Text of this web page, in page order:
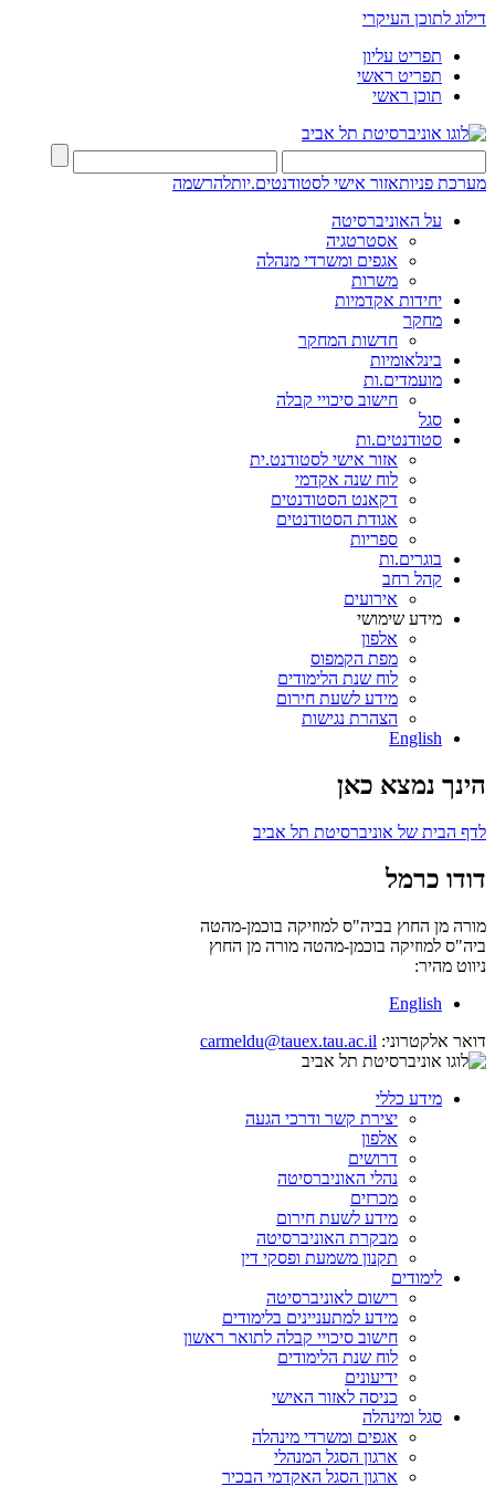
דילוג לתוכן העיקרי
תפריט עליון
תפריט ראשי
תוכן ראשי
מערכת פניותאזור אישי לסטודנטים.יותלהרשמה
על האוניברסיטה
אסטרטגיה
אגפים ומשרדי מנהלה
משרות
יחידות אקדמיות
מחקר
חדשות המחקר
בינלאומיות
מועמדים.ות
חישוב סיכויי קבלה
סגל
סטודנטים.ות
אזור אישי לסטודנט.ית
לוח שנה אקדמי
דקאנט הסטודנטים
אגודת הסטודנטים
ספריות
בוגרים.ות
קהל רחב
אירועים
מידע שימושי
אלפון
מפת הקמפוס
לוח שנת הלימודים
מידע לשעת חירום
הצהרת נגישות
English
הינך נמצא כאן
לדף הבית של אוניברסיטת תל אביב
דודו כרמל
מורה מן החוץ בביה"ס למוזיקה בוכמן-מהטה
ביה"ס למוזיקה בוכמן-מהטה מורה מן החוץ
ניווט מהיר:
English
דואר אלקטרוני: carmeldu@tauex.tau.ac.il
מידע כללי
יצירת קשר ודרכי הגעה
אלפון
דרושים
נהלי האוניברסיטה
מכרזים
מידע לשעת חירום
מבקרת האוניברסיטה
תקנון משמעת ופסקי דין
לימודים
רישום לאוניברסיטה
מידע למתעניינים בלימודים
חישוב סיכויי קבלה לתואר ראשון
לוח שנת הלימודים
ידיעונים
כניסה לאזור האישי
סגל ומינהלה
אגפים ומשרדי מינהלה
ארגון הסגל המנהלי
ארגון הסגל האקדמי הבכיר